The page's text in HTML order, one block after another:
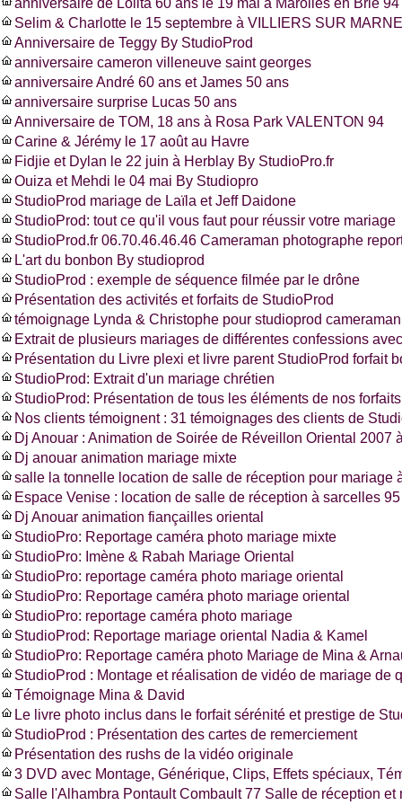
anniversaire de Lolita 60 ans le 19 mai à Marolles en Brie 94
Selim & Charlotte le 15 septembre à VILLIERS SUR
Anniversaire de Teggy By StudioProd
anniversaire cameron villeneuve saint georges
anniversaire André 60 ans et James 50 ans
anniversaire surprise Lucas 50 ans
Anniversaire de TOM, 18 ans à Rosa Park VALENTON 94
Carine & Jérémy le 17 août au Havre
Fidjie et Dylan le 22 juin à Herblay By StudioPro.fr
Ouiza et Mehdi le 04 mai By Studiopro
StudioProd mariage de Laïla et Jeff Daidone
StudioProd: tout ce qu'il vous faut pour réussir votre mariage
StudioProd.fr 06.70.46.46.46 Cameraman photographe
L'art du bonbon By studioprod
StudioProd : exemple de séquence filmée par le drône
Présentation des activités et forfaits de StudioProd
témoignage Lynda & Christophe pour studioprod
Extrait de plusieurs mariages de différentes confessions
Présentation du Livre plexi et livre parent StudioProd forfait
StudioProd: Extrait d'un mariage chrétien
StudioProd: Présentation de tous les éléments de nos forfaits
Nos clients témoignent : 31 témoignages des clients de
Dj Anouar : Animation de Soirée de Réveillon Oriental 2007
Dj anouar animation mariage mixte
salle la tonnelle location de salle de réception pour mariage
Espace Venise : location de salle de réception à sarcelles
Dj Anouar animation fiançailles oriental
StudioPro: Reportage caméra photo mariage mixte
StudioPro: Imène & Rabah Mariage Oriental
StudioPro: reportage caméra photo mariage oriental
StudioPro: Reportage caméra photo mariage oriental
StudioPro: reportage caméra photo mariage
StudioProd: Reportage mariage oriental Nadia & Kamel
StudioPro: Reportage caméra photo Mariage de Mina &
StudioProd : Montage et réalisation de vidéo de mariage de
Témoignage Mina & David
Le livre photo inclus dans le forfait sérénité et prestige de
StudioProd : Présentation des cartes de remerciement
Présentation des rushs de la vidéo originale
3 DVD avec Montage, Générique, Clips, Effets spéciaux,
Salle l'Alhambra Pontault Combault 77 Salle de réception et